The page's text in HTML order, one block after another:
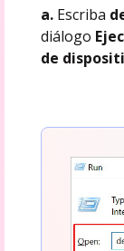
a. Escriba
diálogo
de